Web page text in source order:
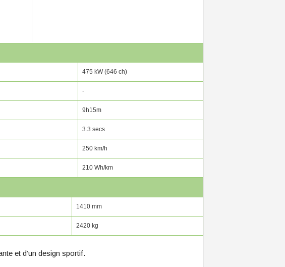
475 kW (646 ch)
-
9h15m
3.3 secs
250 km/h
210 Wh/km
1410 mm
2420 kg
et d’un design sportif.